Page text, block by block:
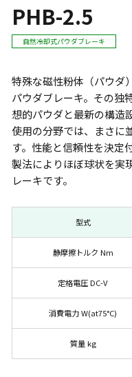
PHB-2.5
自然冷却式パウダブレーキ
特殊な磁性粉体（パウダ
パウダブレーキ。その独
想的パウダと最新の構造
使用の分野では、まさに
す。性能と信頼性を決定
製法によりほぼ球状を実
レーキです。
型式
静摩擦トルク Nm
定格電圧 DC-V
消費電力 W(at75°C)
質量 kg